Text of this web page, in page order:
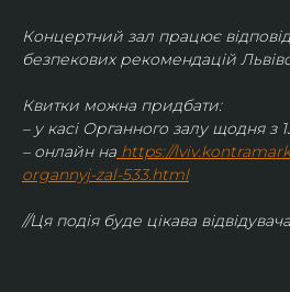
Концертний зал працює
безпекових рекомендацій
Квитки можна придбати:
– у касі Органного залу щодня з
– онлайн на https://
organnyj-zal-533.html
//Ця подія буде цікава